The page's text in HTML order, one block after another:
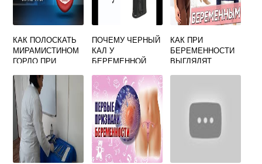
КАК ПОЛОСКАТЬ
МИРАМИСТИНОМ
ГОРЛО ПРИ
ПОЧЕМУ ЧЕРНЫЙ
КАЛ У
БЕРЕМЕННОЙ
КАК ПРИ
БЕРЕМЕННОСТИ
ВЫГЛЯДЯТ